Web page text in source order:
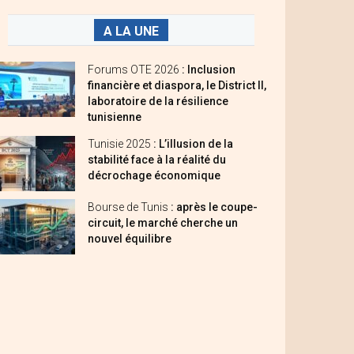
A LA UNE
Forums OTE 2026 : Inclusion
financière et diaspora, le District II,
laboratoire de la résilience
tunisienne
Tunisie 2025 : L’illusion de la
stabilité face à la réalité du
décrochage économique
Bourse de Tunis : après le coupe-
circuit, le marché cherche un
nouvel équilibre